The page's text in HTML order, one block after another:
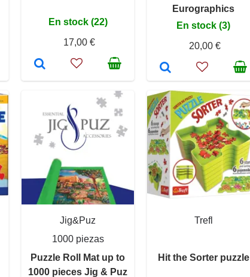
En stock (22)
17,00 €
Eurographics
En stock (3)
20,00 €
Jig&Puz
1000 piezas
Puzzle Roll Mat up to
1000 pieces Jig & Puz
Trefl
Hit the Sorter puzzle